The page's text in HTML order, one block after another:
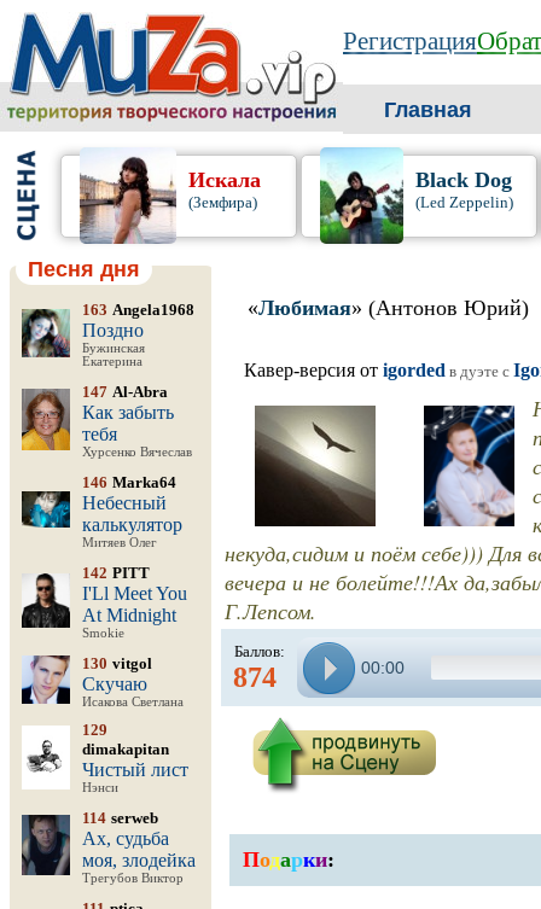
Регистрация
Главная
Искала
(Земфира)
Black Dog
(Led Zeppelin)
Песня дня
163 Angela1968
Поздно
Бужинская
Екатерина
147 Al-Abra
Как забыть
тебя
Хурсенко Вячеслав
146 Marka64
Небесный
калькулятор
Митяев Олег
142 PITT
I'Ll Meet You
At Midnight
Smokie
130 vitgol
Скучаю
Исакова Светлана
129
dimakapitan
Чистый лист
Нэнси
114 serweb
Ах, судьба
моя, злодейка
Трегубов Виктор
«Любимая» (Антонов Юрий)
Кавер-версия от igorded в дуэте c
некуда,сидим и поём себе))) Для
вечера и не болейте!!!Ах
Г.Лепсом.
Баллов:
874 00:00
Подарки: